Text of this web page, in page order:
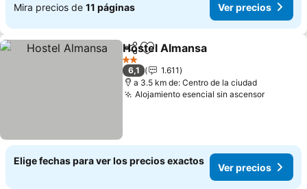
Mira precios de 11 páginas Ver precios
CompartirAgregar a favoritos
Hostel Almansa
2 Estrellas
6,1
1.611
a 3.5 km de: Centro de la ciudad
Alojamiento esencial sin ascensorVer
Elige fechas para ver los precios exactos
Ver precios